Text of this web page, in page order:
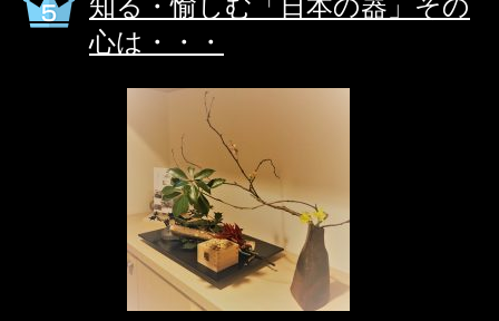
知る・愉しむ「日本の器」その
心は・・・